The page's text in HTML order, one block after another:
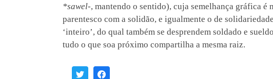
*sawel-, mantendo o sentido), cuja semelhança gráfica é
parentesco com a solidão, e igualmente o de
‘inteiro’, do qual também se desprendem soldado e
tudo o que soa próximo compartilha a mesma raiz.